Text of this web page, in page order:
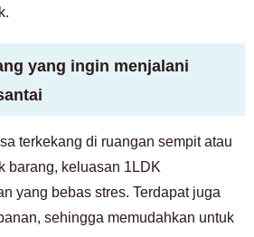
yang ingin menjalani
terkekang di ruangan sempit atau
barang, keluasan 1LDK
yang bebas stres. Terdapat juga
sehingga memudahkan untuk